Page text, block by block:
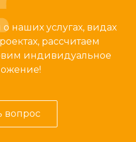
наших услугах, видах
рассчитаем
индивидуальное
вопрос